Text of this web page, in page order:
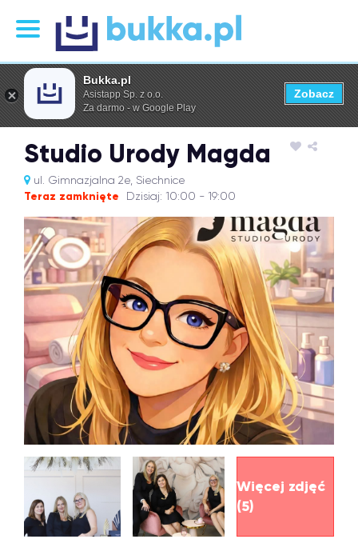
Studio Urody Magda
ul. Gimnazjalna 2e, Siechnice
Teraz zamknięte Dzisiaj: 10:00 - 19:00
Więcej zdjęć
(5)
Bukka.pl
Asistapp Sp. z o.o.
Za darmo - w Google Play
Zobacz